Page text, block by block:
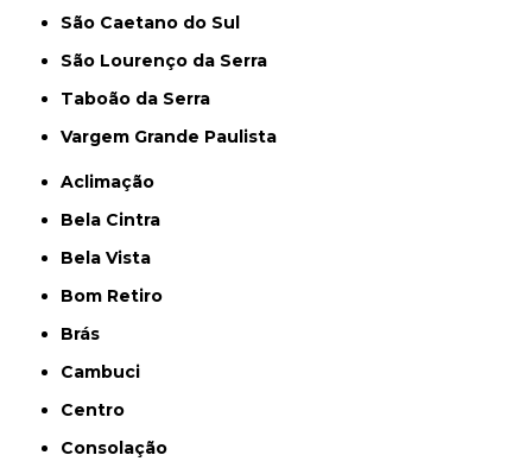
São Caetano do Sul
São Lourenço da Serra
Taboão da Serra
Vargem Grande Paulista
Aclimação
Bela Cintra
Bela Vista
Bom Retiro
Brás
Cambuci
Centro
Consolação